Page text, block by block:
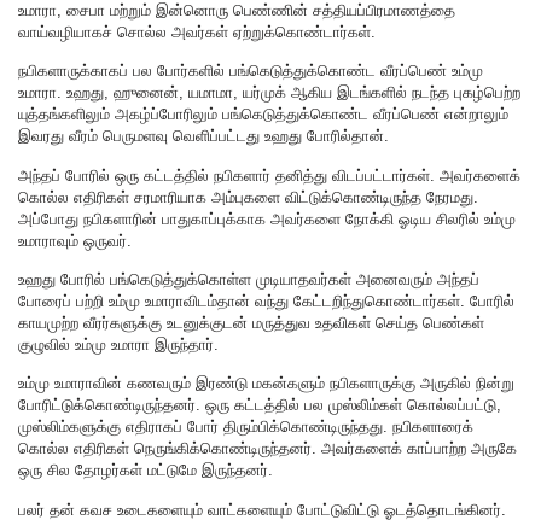
உமாரா, சைபா மற்றும் இன்னொரு பெண்ணின் சத்தியப்பிரமாணத்தை
வாய்வழியாகச் சொல்ல அவர்கள் ஏற்றுக்கொண்டார்கள்.
நபிகளாருக்காகப் பல போர்களில் பங்கெடுத்துக்கொண்ட வீரப்பெண் உம்மு
உமாரா. உஹது, ஹுனைன், யமாமா, யர்முக் ஆகிய இடங்களில் நடந்த புகழ்பெற்ற
யுத்தங்களிலும் அகழ்ப்போரிலும் பங்கெடுத்துக்கொண்ட வீரப்பெண் என்றாலும்
இவரது வீரம் பெருமளவு வெளிப்பட்டது உஹது போரில்தான்.
அந்தப் போரில் ஒரு கட்டத்தில் நபிகளார் தனித்து விடப்பட்டார்கள். அவர்களைக்
கொல்ல எதிரிகள் சரமாரியாக அம்புகளை விட்டுக்கொண்டிருந்த நேரமது.
அப்போது நபிகளாரின் பாதுகாப்புக்காக அவர்களை நோக்கி ஓடிய சிலரில் உம்மு
உமாராவும் ஒருவர்.
உஹது போரில் பங்கெடுத்துக்கொள்ள முடியாதவர்கள் அனைவரும் அந்தப்
போரைப் பற்றி உம்மு உமாராவிடம்தான் வந்து கேட்டறிந்துகொண்டார்கள். போரில்
காயமுற்ற வீரர்களுக்கு உடனுக்குடன் மருத்துவ உதவிகள் செய்த பெண்கள்
குழுவில் உம்மு உமாரா இருந்தார்.
உம்மு உமாராவின் கணவரும் இரண்டு மகன்களும் நபிகளாருக்கு அருகில் நின்று
போரிட்டுக்கொண்டிருந்தனர். ஒரு கட்டத்தில் பல முஸ்லிம்கள் கொல்லப்பட்டு,
முஸ்லிம்களுக்கு எதிராகப் போர் திரும்பிக்கொண்டிருந்தது. நபிகளாரைக்
கொல்ல எதிரிகள் நெருங்கிக்கொண்டிருந்தனர். அவர்களைக் காப்பாற்ற அருகே
ஒரு சில தோழர்கள் மட்டுமே இருந்தனர்.
பலர் தன் கவச உடைகளையும் வாட்களையும் போட்டுவிட்டு ஓடத்தொடங்கினர்.